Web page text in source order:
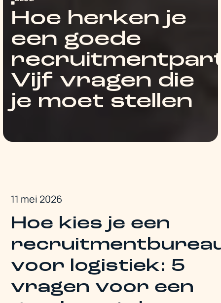
Hoe herken je
een goede
Vijf vragen die
je moet stellen
11 mei 2026
Hoe kies je een
voor logistiek: 5
vragen voor een